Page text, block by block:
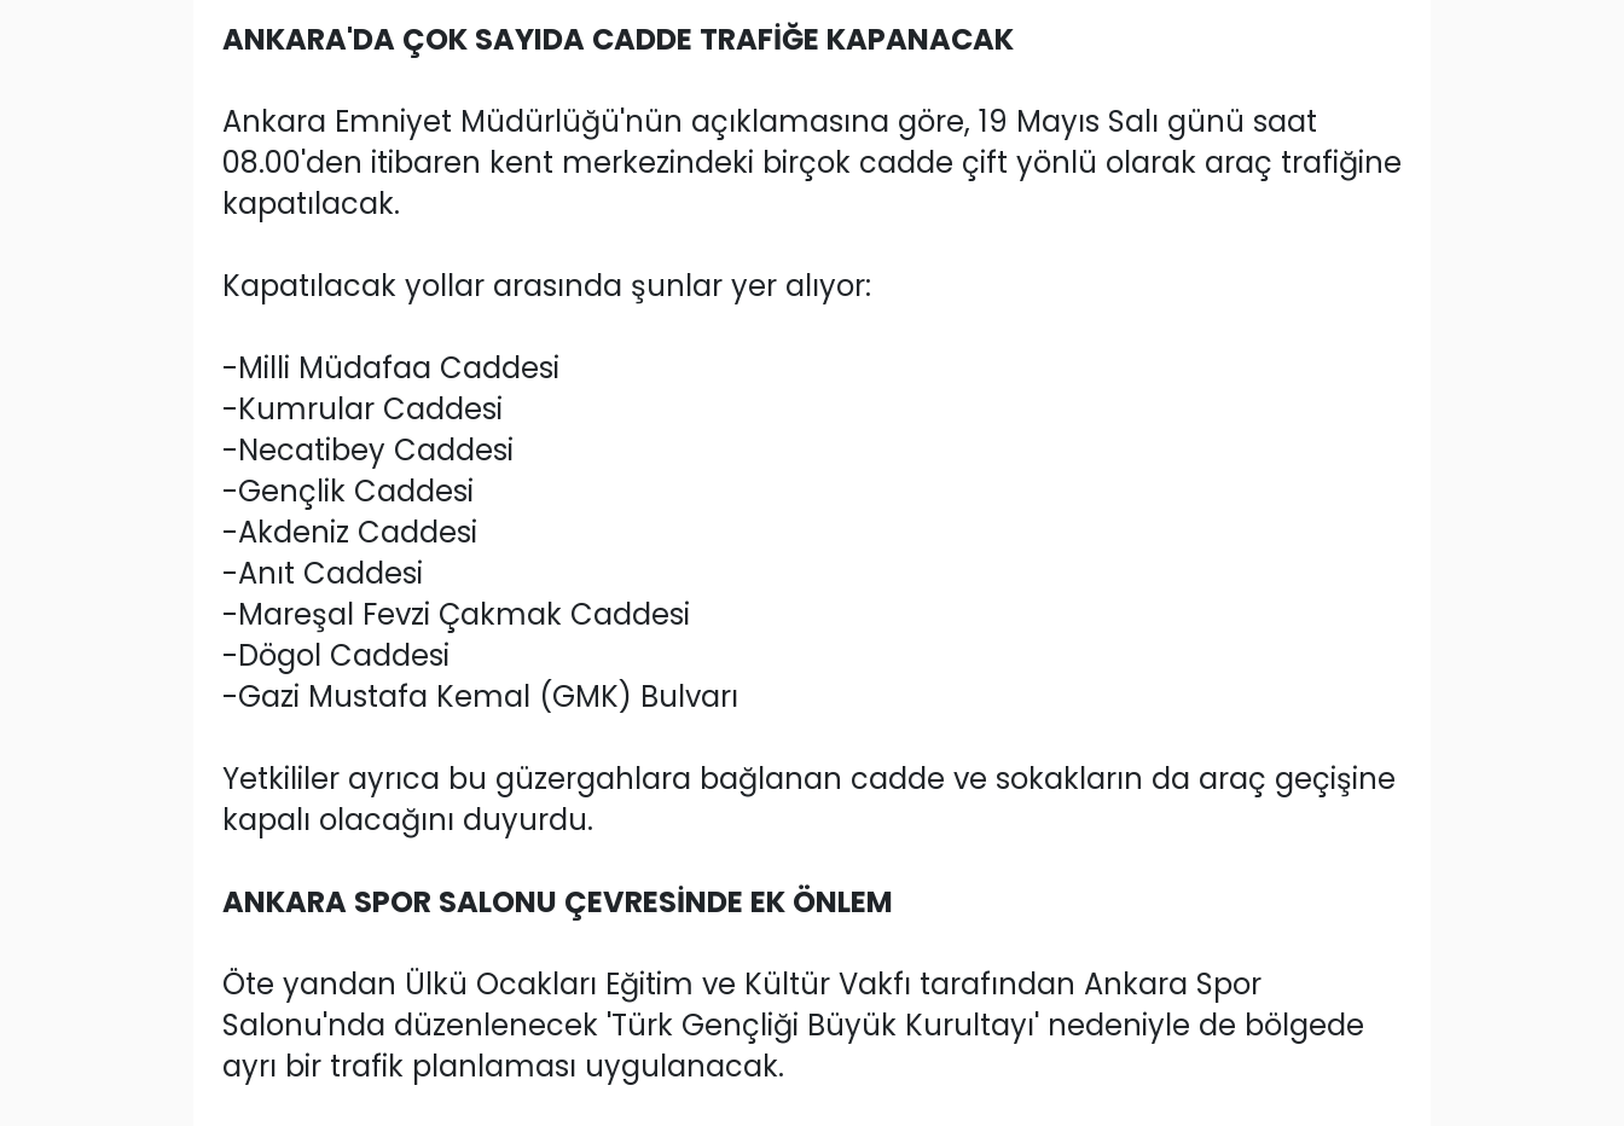
ANKARA'DA ÇOK SAYIDA CADDE TRAFİĞE KAPANACAK
Ankara Emniyet Müdürlüğü'nün açıklamasına göre, 19 Mayıs Salı günü saat
08.00'den itibaren kent merkezindeki birçok cadde çift yönlü olarak araç trafiğine
kapatılacak.
Kapatılacak yollar arasında şunlar yer alıyor:
-Milli Müdafaa Caddesi
-Kumrular Caddesi
-Necatibey Caddesi
-Gençlik Caddesi
-Akdeniz Caddesi
-Anıt Caddesi
-Mareşal Fevzi Çakmak Caddesi
-Dögol Caddesi
-Gazi Mustafa Kemal (GMK) Bulvarı
Yetkililer ayrıca bu güzergahlara bağlanan cadde ve sokakların da araç geçişine
kapalı olacağını duyurdu.
ANKARA SPOR SALONU ÇEVRESİNDE EK ÖNLEM
Öte yandan Ülkü Ocakları Eğitim ve Kültür Vakfı tarafından Ankara Spor
Salonu'nda düzenlenecek 'Türk Gençliği Büyük Kurultayı' nedeniyle de bölgede
ayrı bir trafik planlaması uygulanacak.